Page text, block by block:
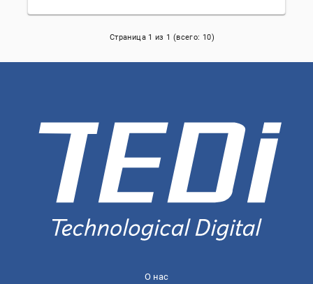
Страница 1 из 1 (всего: 10)
О нас